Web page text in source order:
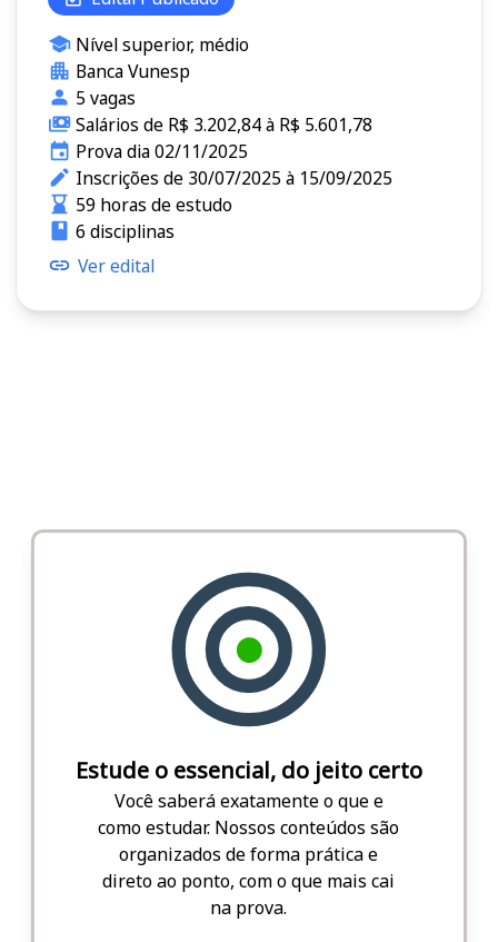
Nível superior, médio
Banca Vunesp
5 vagas
Salários de R$ 3.202,84 à R$ 5.601,78
Prova dia 02/11/2025
Inscrições de 30/07/2025 à 15/09/2025
59 horas de estudo
6 disciplinas
Ver edital
Estude o essencial, do jeito certo
Você saberá exatamente o que e
como estudar. Nossos conteúdos são
organizados de forma prática e
direto ao ponto, com o que mais cai
na prova.